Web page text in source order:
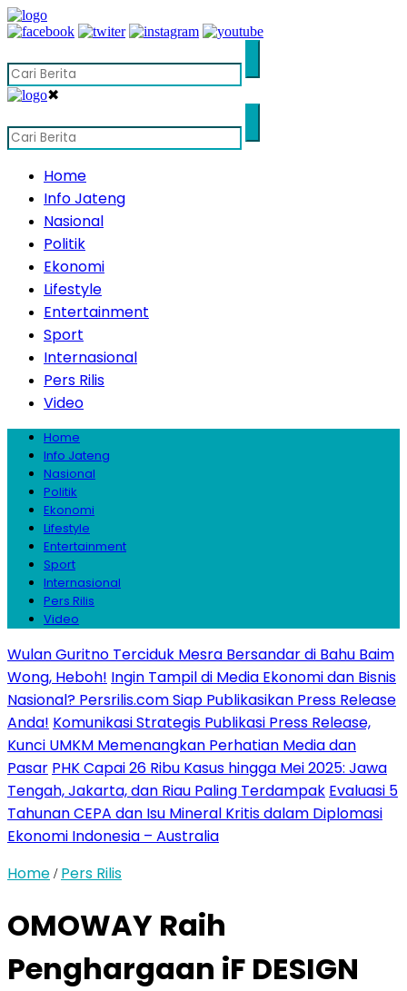
✖
Home
Info Jateng
Nasional
Politik
Ekonomi
Lifestyle
Entertainment
Sport
Internasional
Pers Rilis
Video
Home
Info Jateng
Nasional
Politik
Ekonomi
Lifestyle
Entertainment
Sport
Internasional
Pers Rilis
Video
Wulan Guritno Terciduk Mesra Bersandar di Bahu Baim
Wong, Heboh! Ingin Tampil di Media Ekonomi dan Bisnis
Nasional? Persrilis.com Siap Publikasikan Press Release
Anda! Komunikasi Strategis Publikasi Press Release,
Kunci UMKM Memenangkan Perhatian Media dan
Pasar PHK Capai 26 Ribu Kasus hingga Mei 2025: Jawa
Tengah, Jakarta, dan Riau Paling Terdampak Evaluasi 5
Tahunan CEPA dan Isu Mineral Kritis dalam Diplomasi
Ekonomi Indonesia – Australia
Home / Pers Rilis
OMOWAY Raih
Penghargaan iF DESIGN